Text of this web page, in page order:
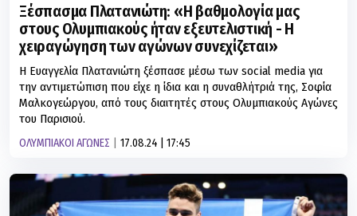
Ξέσπασμα Πλατανιώτη: «Η βαθμολογία μας
στους Ολυμπιακούς ήταν εξευτελιστική - Η
χειραγώγηση των αγώνων συνεχίζεται»
Η Ευαγγελία Πλατανιώτη ξέσπασε μέσω των social media για
την αντιμετώπιση που είχε η ίδια και η συναθλήτριά της, Σοφία
Μαλκογεώργου, από τους διαιτητές στους Ολυμπιακούς Αγώνες
του Παρισιού.
ΟΛΥΜΠΙΑΚΟΙ ΑΓΩΝΕΣ 17.08.24 | 17:45